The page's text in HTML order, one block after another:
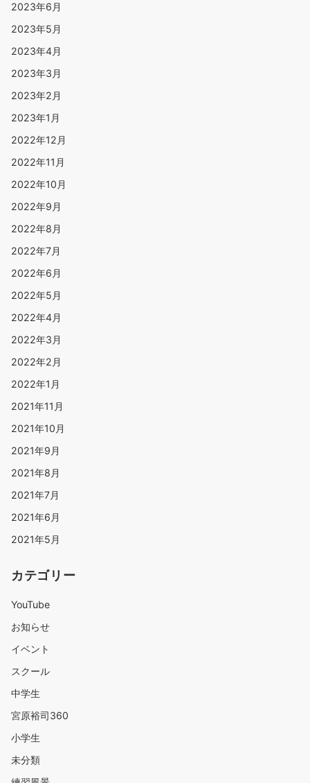
2023年6月
2023年5月
2023年4月
2023年3月
2023年2月
2023年1月
2022年12月
2022年11月
2022年10月
2022年9月
2022年8月
2022年7月
2022年6月
2022年5月
2022年4月
2022年3月
2022年2月
2022年1月
2021年11月
2021年10月
2021年9月
2021年8月
2021年7月
2021年6月
2021年5月
カテゴリー
YouTube
お知らせ
イベント
スクール
中学生
宮原裕司360
小学生
未分類